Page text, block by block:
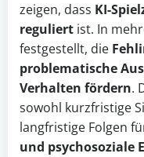
zeigen, dass KI-
reguliert ist. In
festgestellt, die
problematische
Verhalten fördern.
sowohl kurzfristige
langfristige Folgen
und psychosoziale